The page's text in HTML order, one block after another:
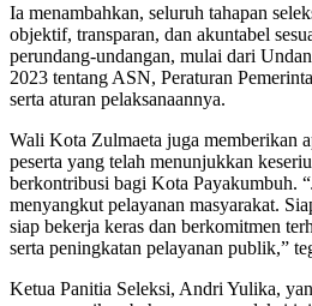
Ia menambahkan, seluruh tahapan
objektif, transparan, dan akuntabel
perundang-undangan, mulai dari
2023 tentang ASN, Peraturan
serta aturan pelaksanaannya.
Wali Kota Zulmaeta juga memberikan
peserta yang telah menunjukkan
berkontribusi bagi Kota Payakumbuh.
menyangkut pelayanan masyarakat.
siap bekerja keras dan berkomitmen
serta peningkatan pelayanan publik,”
Ketua Panitia Seleksi, Andri Yulika,